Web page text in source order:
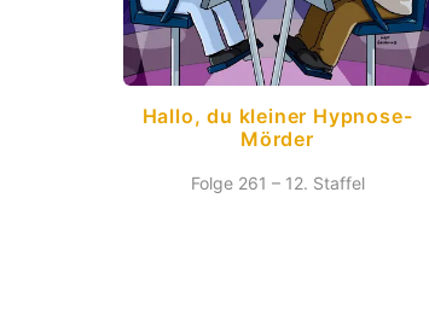
Hallo, du kleiner Hypnose-
Mörder
Folge 261 – 12. Staffel